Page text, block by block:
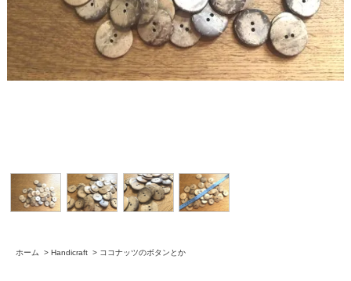
ホーム > Handicraft > ココナッツのボタンとか